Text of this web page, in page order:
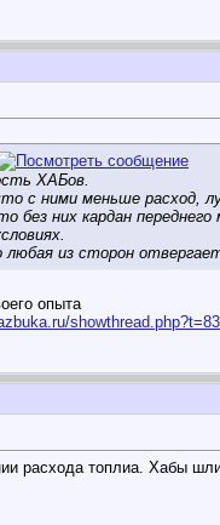
ХАБов.
с ними меньше расход,
без них кардан
из сторон
опыта
расхода топлиа. Хабы